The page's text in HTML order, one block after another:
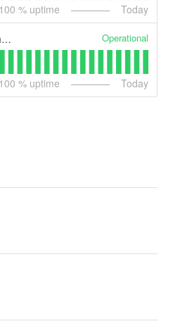
100 % uptime Today
Management Portal (example) Operational
100 % uptime Today